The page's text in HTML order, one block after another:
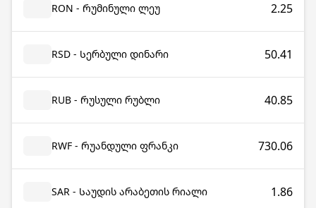
RON - Რუმინული ლეუ 2.25
RSD - Სერბული დინარი 50.41
RUB - Რუსული რუბლი 40.85
RWF - Რუანდული ფრანკი 730.06
SAR - Საუდის არაბეთის რიალი 1.86